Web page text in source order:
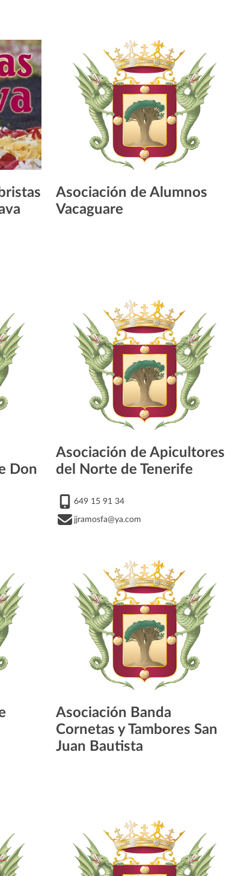
Asociación de Alumnos
Vacaguare
Don
Asociación de Apicultores
del Norte de Tenerife
649 15 91 34
jjramosfa@ya.com
Asociación Banda
Cornetas y Tambores San
Juan Bautista